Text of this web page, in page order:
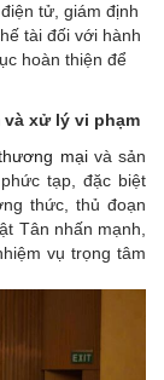
tử, giám định
tài đối với hành
hoàn thiện để
và xử lý vi phạm
mạivà sản
tạp, đặc biệt
thức, thủ đoạn
Tân nhấn mạnh,
vụ trọng tâm